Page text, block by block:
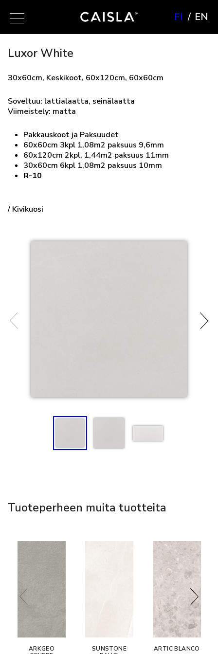
FI EN
Luxor White
30x60cm, Keskikoot, 60x120cm, 60x60cm
Soveltuu: lattialaatta, seinälaatta
Viimeistely: matta
Pakkauskoot ja Paksuudet
60x60cm 3kpl 1,08m2 paksuus 9,6mm
60x120cm 2kpl, 1,44m2 paksuus 11mm
30x60cm 6kpl 1,08m2 paksuus 10mm
R-10
/ Kivikuosi
Tuoteperheen muita tuotteita
ARKGEO
SUNSTONE
ARTIC BLANCO